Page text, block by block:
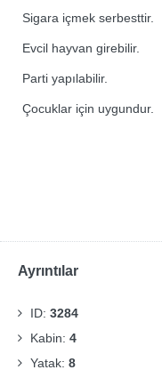
Sigara içmek serbesttir.
Evcil hayvan girebilir.
Parti yapılabilir.
Çocuklar için uygundur.
Ayrıntılar
ID: 3284
Kabin: 4
Yatak: 8